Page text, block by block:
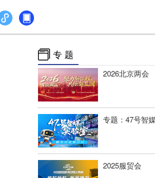
专 题
2026北京两会
专题：47号智
2025服贸会